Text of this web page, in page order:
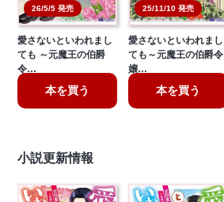
26/5/5 発売
愛さないといわれまし
ても ～元魔王の伯爵
令…
本を買う
25/11/10 発売
愛さないといわれまし
ても～元魔王の伯爵令
嬢…
本を買う
小説更新情報